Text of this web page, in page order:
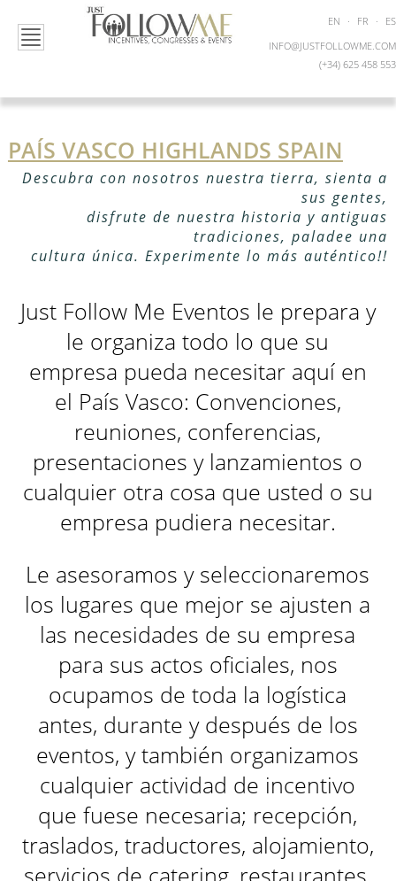
EN · FR · ES
INFO@JUSTFOLLOWME.COM
(+34) 625 458 553
PAÍS VASCO HIGHLANDS SPAIN
Descubra con nosotros nuestra tierra, sienta a
sus gentes,
disfrute de nuestra historia y antiguas
tradiciones, paladee una
cultura única. Experimente lo más auténtico!!
Just Follow Me Eventos le prepara y
le organiza todo lo que su
empresa pueda necesitar aquí en
el País Vasco: Convenciones,
reuniones, conferencias,
presentaciones y lanzamientos o
cualquier otra cosa que usted o su
empresa pudiera necesitar.
Le asesoramos y seleccionaremos
los lugares que mejor se ajusten a
las necesidades de su empresa
para sus actos oficiales, nos
ocupamos de toda la logística
antes, durante y después de los
eventos, y también organizamos
cualquier actividad de incentivo
que fuese necesaria; recepción,
traslados, traductores, alojamiento,
servicios de catering, restaurantes,